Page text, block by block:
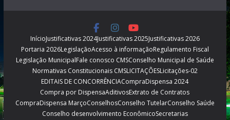
InícioJustificativas 2024Justificativas 2025Justificativas 2026
Portaria 2026LegislaçãoAcesso à informaçãoRegulamento Fiscal
Legislação MunicipalFale conosco CMSConselho Municipal de Saúde
Normativas Constitucionais CMSLICITAÇÕESLicitações-02
EDITAIS DE CONCORRÊNCIACompraDispensa 2024
Compra por DispensaAditivosExtrato de Contratos
CompraDispensa MarçoConselhosConselho TutelarConselho Saúde
Conselho desenvolvimento EconômicoSecretarias